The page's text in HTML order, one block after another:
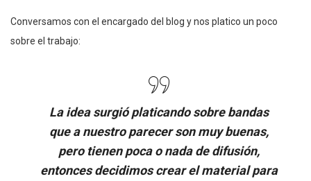
Conversamos con el encargado del blog y nos platico un poco
sobre el trabajo:
La idea surgió platicando sobre bandas
que a nuestro parecer son muy buenas,
pero tienen poca o nada de difusión,
entonces decidimos crear el material para